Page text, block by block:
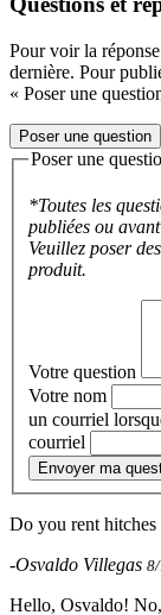
Pour voir la
dernière. Pour
« Poser une
Poser une question
Poser une
*Toutes les
publiées ou
Veuillez poser
produit.
Votre question
Votre nom
un courriel
courriel
Envoyer ma
Do you rent
-Osvaldo Villegas
Hello, Osvaldo!